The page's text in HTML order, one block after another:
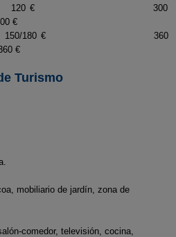
plazas 120 € 300
150/180 € 360
Turismo
mobiliario de jardín, zona de
comedor, televisión, cocina,